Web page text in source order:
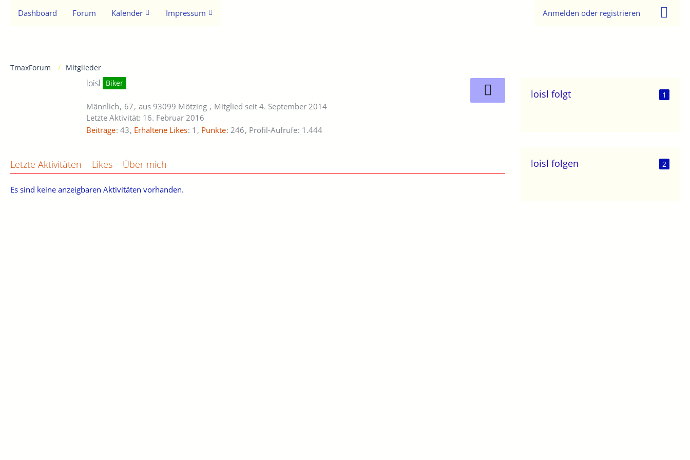
Dashboard Forum Kalender Impressum Anmelden oder registrieren
TmaxForum Mitglieder
loisl Biker
Männlich 67 aus 93099 Mötzing
Mitglied seit 4. September 2014
Letzte Aktivität: 16. Februar 2016
Beiträge 43 Erhaltene Likes 1 Punkte 246 Profil-Aufrufe 1.444
Letzte Aktivitäten Likes Über mich
Es sind keine anzeigbaren Aktivitäten vorhanden.
loisl folgt 1
loisl folgen 2